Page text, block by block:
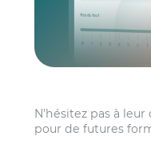
N’hésitez pas à
pour de futures